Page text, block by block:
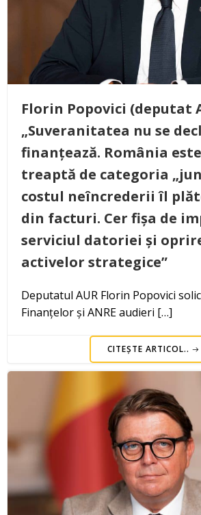
Florin Popovici (deputat
„Suveranitatea nu se
finanțează. România
treaptă de categoria
costul neîncrederii îl
din facturi. Cer fișa de
serviciul datoriei și
activelor strategice”
Deputatul AUR Florin Popovici
Finanțelor și ANRE audieri […]
CITEȘTE ARTICOL..